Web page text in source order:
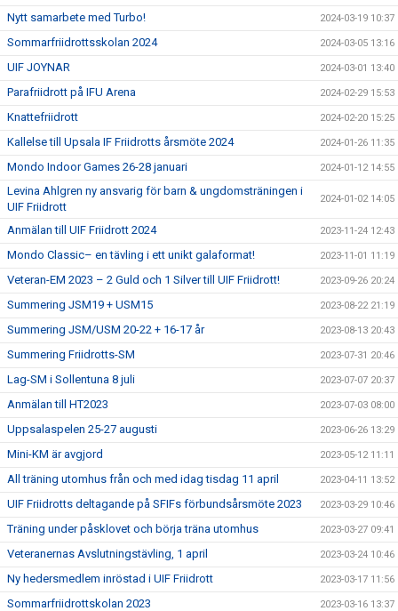
Nytt samarbete med Turbo! 2024-03-19 10:37
Sommarfriidrottsskolan 2024 2024-03-05 13:16
UIF JOYNAR 2024-03-01 13:40
Parafriidrott på IFU Arena 2024-02-29 15:53
Knattefriidrott 2024-02-20 15:25
Kallelse till Upsala IF Friidrotts årsmöte 2024 2024-01-26 11:35
Mondo Indoor Games 26-28 januari 2024-01-12 14:55
Levina Ahlgren ny ansvarig för barn & ungdomsträningen i
UIF Friidrott
2024-01-02 14:05
Anmälan till UIF Friidrott 2024 2023-11-24 12:43
Mondo Classic– en tävling i ett unikt galaformat! 2023-11-01 11:19
Veteran-EM 2023 – 2 Guld och 1 Silver till UIF Friidrott! 2023-09-26 20:24
Summering JSM19 + USM15 2023-08-22 21:19
Summering JSM/USM 20-22 + 16-17 år 2023-08-13 20:43
Summering Friidrotts-SM 2023-07-31 20:46
Lag-SM i Sollentuna 8 juli 2023-07-07 20:37
Anmälan till HT2023 2023-07-03 08:00
Uppsalaspelen 25-27 augusti 2023-06-26 13:29
Mini-KM är avgjord 2023-05-12 11:11
All träning utomhus från och med idag tisdag 11 april 2023-04-11 13:52
UIF Friidrotts deltagande på SFIFs förbundsårsmöte 2023 2023-03-29 10:46
Träning under påsklovet och börja träna utomhus 2023-03-27 09:41
Veteranernas Avslutningstävling, 1 april 2023-03-24 10:46
Ny hedersmedlem inröstad i UIF Friidrott 2023-03-17 11:56
Sommarfriidrottskolan 2023 2023-03-16 13:37